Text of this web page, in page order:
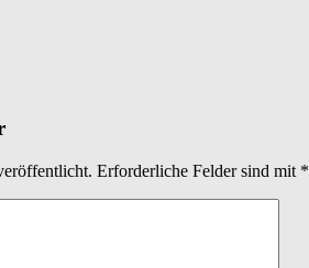
Erforderliche Felder sind mit *